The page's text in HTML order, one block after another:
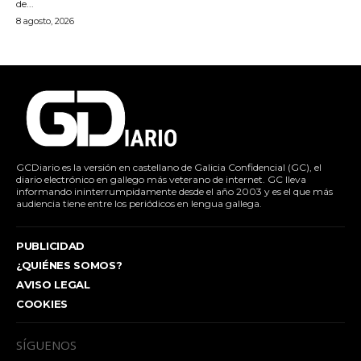
de...
8 agosto, 2026
GCDiario es la versión en castellano de Galicia Confidencial (GC), el
diario electrónico en gallego más veterano de internet. GC lleva
informando ininterrumpidamente desde el año 2003 y es el que más
audiencia tiene entre los periódicos en lengua gallega.
PUBLICIDAD
¿QUIÉNES SOMOS?
AVISO LEGAL
COOKIES
SÍGUENOS